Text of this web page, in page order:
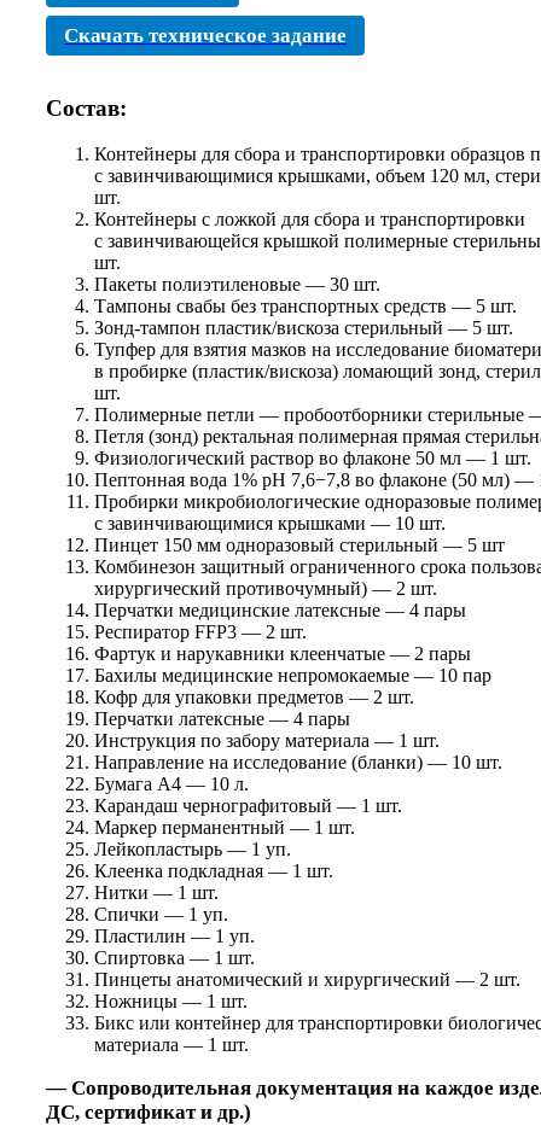
Скачать техническое задание
Состав:
Контейнеры для сбора и транспортировки образцов
с завинчивающимися крышками, объем 120 мл,
шт.
Контейнеры с ложкой для сбора и транспортировки
с завинчивающейся крышкой полимерные
шт.
Пакеты полиэтиленовые — 30 шт.
Тампоны свабы без транспортных средств — 5 шт.
Зонд-тампон пластик/вискоза стерильный — 5 шт.
Тупфер для взятия мазков на исследование
в пробирке (пластик/вискоза) ломающий зонд,
шт.
Полимерные петли — пробоотборники стерильные
Петля (зонд) ректальная полимерная прямая
Физиологический раствор во флаконе 50 мл — 1 шт.
Пептонная вода 1% pH 7,6−7,8 во флаконе (50 мл) —
Пробирки микробиологические одноразовые
с завинчивающимися крышками — 10 шт.
Пинцет 150 мм одноразовый стерильный — 5 шт
Комбинезон защитный ограниченного срока
хирургический противочумный) — 2 шт.
Перчатки медицинские латексные — 4 пары
Респиратор FFP3 — 2 шт.
Фартук и нарукавники клеенчатые — 2 пары
Бахилы медицинские непромокаемые — 10 пар
Кофр для упаковки предметов — 2 шт.
Перчатки латексные — 4 пары
Инструкция по забору материала — 1 шт.
Направление на исследование (бланки) — 10 шт.
Бумага А4 — 10 л.
Карандаш чернографитовый — 1 шт.
Маркер перманентный — 1 шт.
Лейкопластырь — 1 уп.
Клеенка подкладная — 1 шт.
Нитки — 1 шт.
Спички — 1 уп.
Пластилин — 1 уп.
Спиртовка — 1 шт.
Пинцеты анатомический и хирургический — 2 шт.
Ножницы — 1 шт.
Бикс или контейнер для транспортировки
материала — 1 шт.
— Сопроводительная документация на каждое
ДС, сертификат и др.)